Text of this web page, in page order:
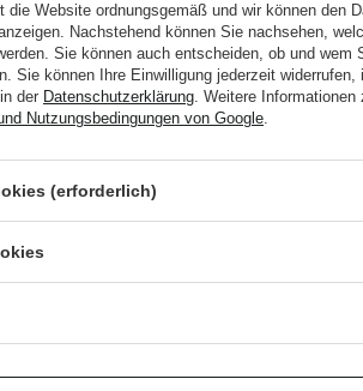
Gi Meo Ri - Professional Herbal
Therapy Essence Oil -
Haaröl - 140ml
14,10 €
die Website ordnungsgemäß und wir können den
Nachstehend können Sie nachsehen,
Sie können auch entscheiden, ob und wem
Sie können Ihre Einwilligung jederzeit
der Datenschutzerklärung. Weitere
Nutzungsbedingungen von Google.
(erforderlich)